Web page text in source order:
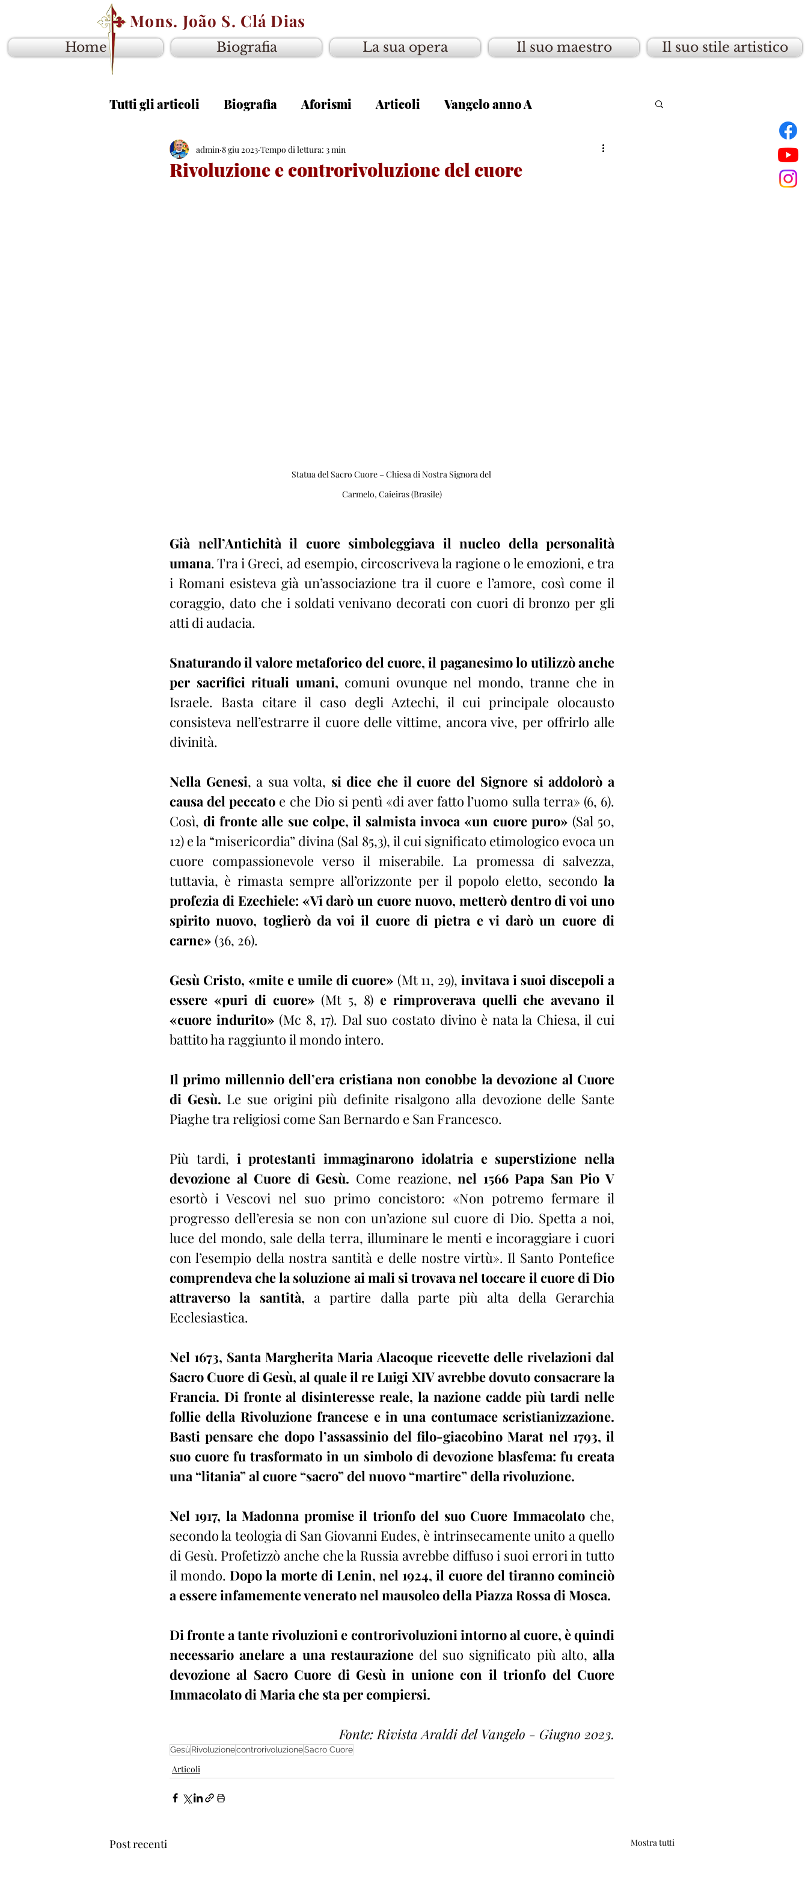
Mons. João S. Clá Dias
Home Biografia La sua opera Il suo maestro Il suo stile artistico
Tutti gli articoli Biografia Aforismi Articoli Vangelo anno A
Vangelo anno B Vangelo anno C
Rivoluzione e controrivoluzione del cuore
admin 8 giu 2023 Tempo di lettura: 3 min
Statua del Sacro Cuore – Chiesa di Nostra Signora del
Carmelo, Caieiras (Brasile)
Già nell’Antichità il cuore simboleggiava il nucleo della personalità
umana. Tra i Greci, ad esempio, circoscriveva la ragione o le emozioni, e tra
i Romani esisteva già un’associazione tra il cuore e l’amore, così come il
coraggio, dato che i soldati venivano decorati con cuori di bronzo per gli
atti di audacia.
Snaturando il valore metaforico del cuore, il paganesimo lo utilizzò anche
per sacrifici rituali umani, comuni ovunque nel mondo, tranne che in
Israele. Basta citare il caso degli Aztechi, il cui principale olocausto
consisteva nell’estrarre il cuore delle vittime, ancora vive, per offrirlo alle
divinità.
Nella Genesi, a sua volta, si dice che il cuore del Signore si addolorò a
causa del peccato e che Dio si pentì «di aver fatto l’uomo sulla terra» (6, 6).
Così, di fronte alle sue colpe, il salmista invoca «un cuore puro» (Sal 50,
12) e la “misericordia” divina (Sal 85,3), il cui significato etimologico evoca un
cuore compassionevole verso il miserabile. La promessa di salvezza,
tuttavia, è rimasta sempre all’orizzonte per il popolo eletto, secondo la
profezia di Ezechiele: «Vi darò un cuore nuovo, metterò dentro di voi uno
spirito nuovo, toglierò da voi il cuore di pietra e vi darò un cuore di
carne» (36, 26).
Gesù Cristo, «mite e umile di cuore» (Mt 11, 29), invitava i suoi discepoli a
essere «puri di cuore» (Mt 5, 8) e rimproverava quelli che avevano il
«cuore indurito» (Mc 8, 17). Dal suo costato divino è nata la Chiesa, il cui
battito ha raggiunto il mondo intero.
Il primo millennio dell’era cristiana non conobbe la devozione al Cuore
di Gesù. Le sue origini più definite risalgono alla devozione delle Sante
Piaghe tra religiosi come San Bernardo e San Francesco.
Più tardi, i protestanti immaginarono idolatria e superstizione nella
devozione al Cuore di Gesù. Come reazione, nel 1566 Papa San Pio V
esortò i Vescovi nel suo primo concistoro: «Non potremo fermare il
progresso dell’eresia se non con un’azione sul cuore di Dio. Spetta a noi,
luce del mondo, sale della terra, illuminare le menti e incoraggiare i cuori
comprendeva che la soluzione ai mali si trovava nel toccare il cuore di Dio
attraverso la santità, a partire dalla parte più alta della Gerarchia
Ecclesiastica.
Nel 1673, Santa Margherita Maria Alacoque ricevette delle rivelazioni dal
Sacro Cuore di Gesù, al quale il re Luigi XIV avrebbe dovuto consacrare la
Francia. Di fronte al disinteresse reale, la nazione cadde più tardi nelle
follie della Rivoluzione francese e in una contumace scristianizzazione.
Basti pensare che dopo l’assassinio del filo-giacobino Marat nel 1793, il
suo cuore fu trasformato in un simbolo di devozione blasfema: fu creata
una “litania” al cuore “sacro” del nuovo “martire” della rivoluzione.
Nel 1917, la Madonna promise il trionfo del suo Cuore Immacolato che,
secondo la teologia di San Giovanni Eudes, è intrinsecamente unito a quello
di Gesù. Profetizzò anche che la Russia avrebbe diffuso i suoi errori in tutto
il mondo. Dopo la morte di Lenin, nel 1924, il cuore del tiranno cominciò
a essere infamemente venerato nel mausoleo della Piazza Rossa di Mosca.
Di fronte a tante rivoluzioni e controrivoluzioni intorno al cuore, è quindi
necessario anelare a una restaurazione del suo significato più alto, alla
devozione al Sacro Cuore di Gesù in unione con il trionfo del Cuore
Immacolato di Maria che sta per compiersi.
Fonte: Rivista Araldi del Vangelo - Giugno 2023.
GesùRivoluzionecontrorivoluzioneSacro Cuore
Articoli
Post recenti Mostra tutti